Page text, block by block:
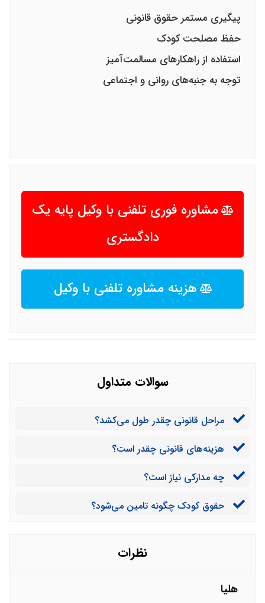
پیگیری مستمر حقوق قانونی
حفظ مصلحت کودک
استفاده از راهکارهای مسالمت‌آمیز
توجه به جنبه‌های روانی و اجتماعی
مشاوره فوری تلفنی با وکیل پایه یک
دادگستری
هزینه مشاوره تلفنی با وکیل
سوالات متداول
مراحل قانونی چقدر طول می‌کشد؟
چه مدارکی نیاز است؟
حقوق کودک چگونه تامین می‌شود؟
نظرات
هلیا